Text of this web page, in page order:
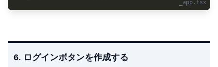
6. ログインボタンを作成する